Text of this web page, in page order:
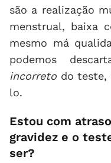
são a realização
menstrual, baixa
mesmo má
podemos
incorreto do teste,
lo.
Estou com
gravidez e o
ser?